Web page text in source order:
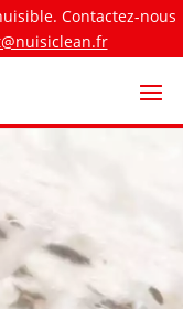
Contactez-nous